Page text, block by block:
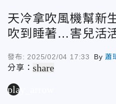
天冷拿吹風機幫新
吹到睡著…害兒活
發布: 2025/02/04 17:33 By蕭
分享：share
play_arrow